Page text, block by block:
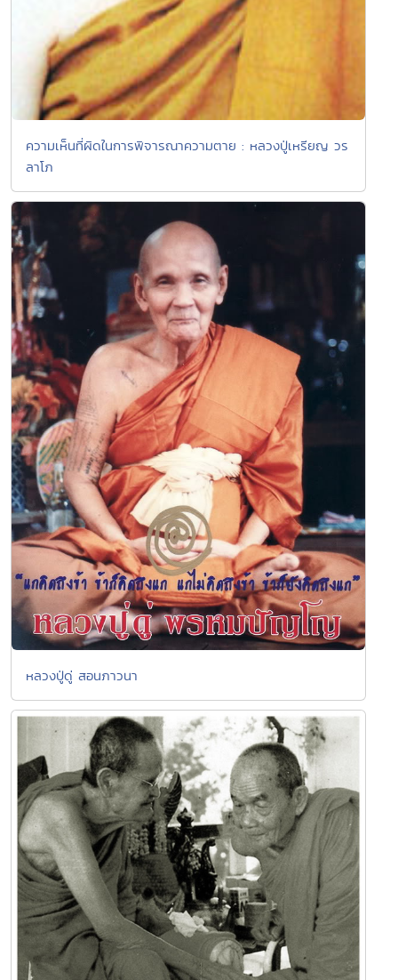
ความเห็นที่ผิดในการพิจารณาความตาย : หลวงปู่เหรียญ วร
ลาโภ
หลวงปู่ดู่ สอนภาวนา